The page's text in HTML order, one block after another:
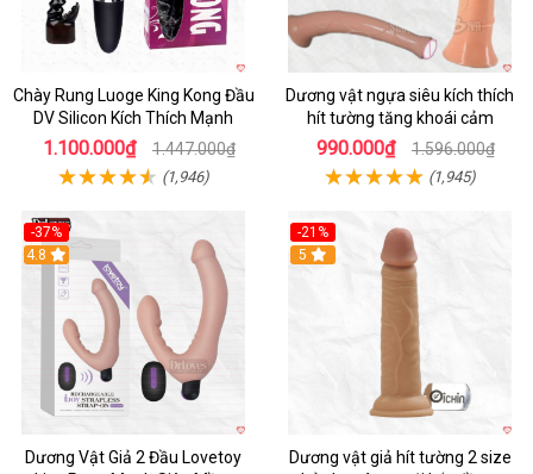
Chày Rung Luoge King Kong Đầu
DV Silicon Kích Thích Mạnh
1.100.000₫ 1.447.000₫
(1,946)
Dương vật ngựa siêu kích thích
hít tường tăng khoái cảm
990.000₫ 1.596.000₫
(1,945)
-37%
Hot
4.8
Dương Vật Giả 2 Đầu Lovetoy
-21%
Hot
5
Dương vật giả hít tường 2 size